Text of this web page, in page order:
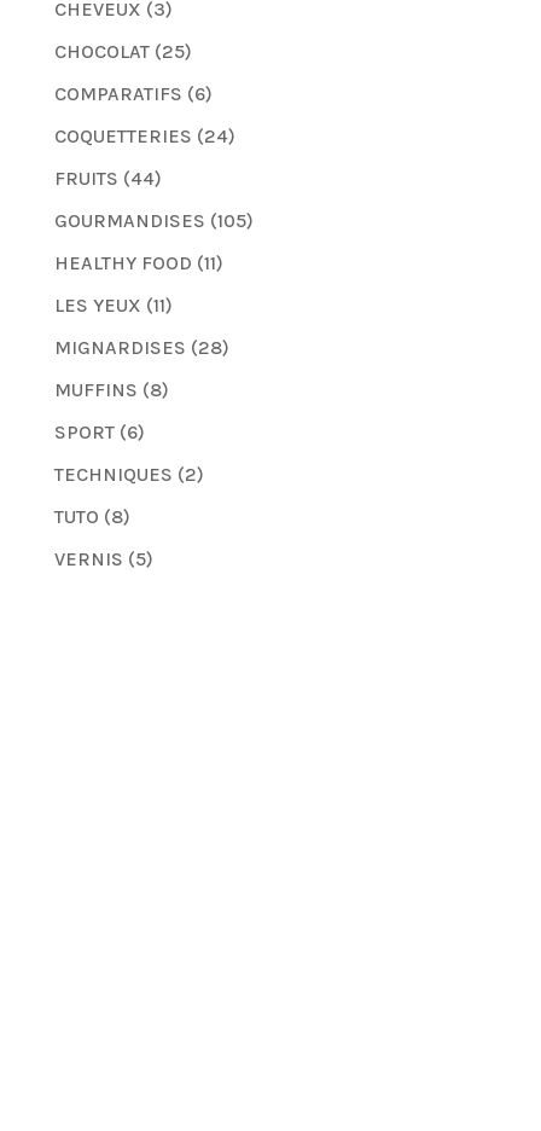
CHEVEUX (3)
CHOCOLAT(25)
COMPARATIFS (6)
COQUETTERIES (24)
FRUITS (44)
GOURMANDISES (105)
HEALTHY FOOD (11)
LES YEUX (11)
MIGNARDISES (28)
MUFFINS (8)
SPORT(6)
TECHNIQUES (2)
TUTO (8)
VERNIS (5)